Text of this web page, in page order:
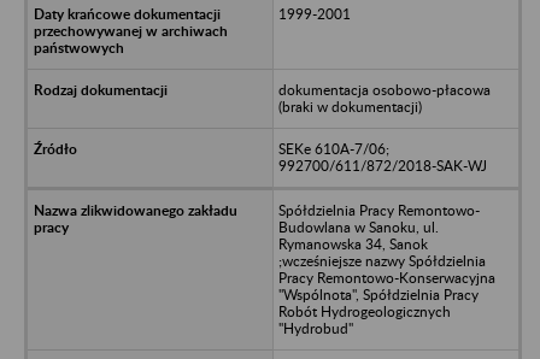
1999-2001
dokumentacja osobowo-płacowa
(braki w dokumentacji)
SEKe 610A-7/06;
992700/611/872/2018-SAK-WJ
Spółdzielnia Pracy Remontowo-
Budowlana w Sanoku, ul.
Rymanowska 34, Sanok
;wcześniejsze nazwy Spółdzielnia
Pracy Remontowo-Konserwacyjna
"Wspólnota", Spółdzielnia Pracy
Robót Hydrogeologicznych
"Hydrobud"